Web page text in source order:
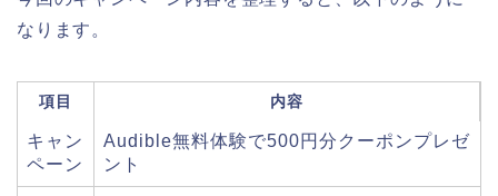
なります。
項目 内容
キャン
ペーン
Audible無料体験で500円分クーポンプレゼ
ント